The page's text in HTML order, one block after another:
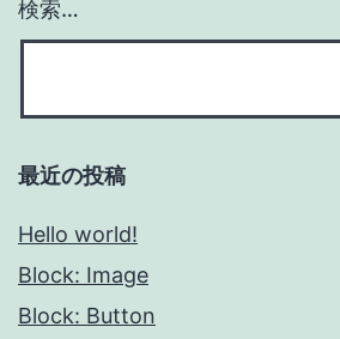
検索…
最近の投稿
Hello world!
Block: Image
Block: Button